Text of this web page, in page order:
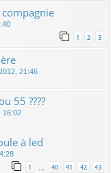
1 2 3
21:46
55 ????
16:02
à led
1 … 40 41 42 43